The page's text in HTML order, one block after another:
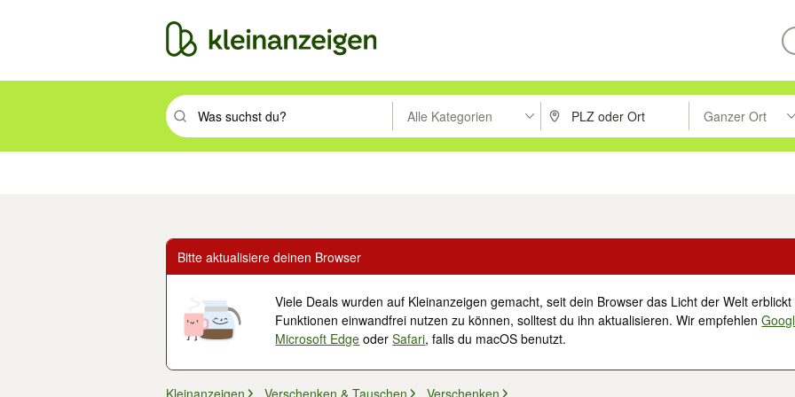
Suchbegriff eingeben. Eingabetaste drücken um zu suchen, oder Vorschläge mit den Pfeiltasten nach oben/
Alle Kategorien PLZ oder Ort eingeben. Eingabetaste
Ganzer Ort
Suche im
Bitte aktualisiere deinen Browser
Viele Deals wurden auf Kleinanzeigen gemacht, seit dein Browser das Licht der Welt
Funktionen einwandfrei nutzen zu können, solltest du ihn aktualisieren. Wir empfehlen
Microsoft Edge oderSafari, falls du macOS benutzt.
Kleinanzeigen Verschenken & Tauschen Verschenken